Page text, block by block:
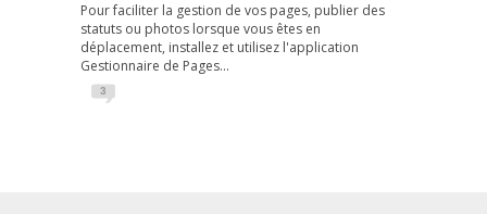
Pour faciliter la gestion de vos pages, publier des
statuts ou photos lorsque vous êtes en
déplacement, installez et utilisez l'application
Gestionnaire de Pages...
3